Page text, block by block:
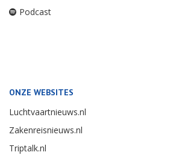
Podcast
ONZE WEBSITES
Luchtvaartnieuws.nl
Zakenreisnieuws.nl
Triptalk.nl